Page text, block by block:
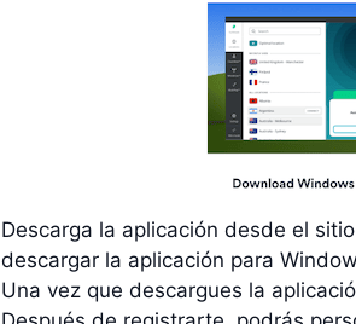
Descarga la aplicación desde el
descargar la aplicación para
Una vez que descargues la